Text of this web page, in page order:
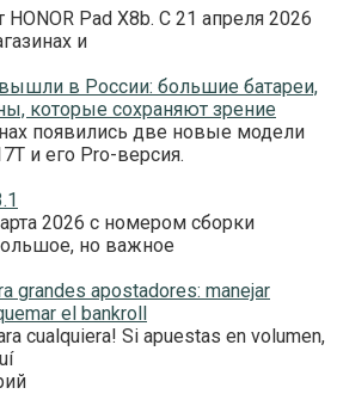
Pad X8b. С 21 апреля 2026
и
в России: большие батареи,
которые сохраняют зрение
появились две новые модели
и его Pro-версия.
2026 с номером сборки
но важное
grandes apostadores: manejar
el bankroll
cualquiera! Si apuestas en volumen,